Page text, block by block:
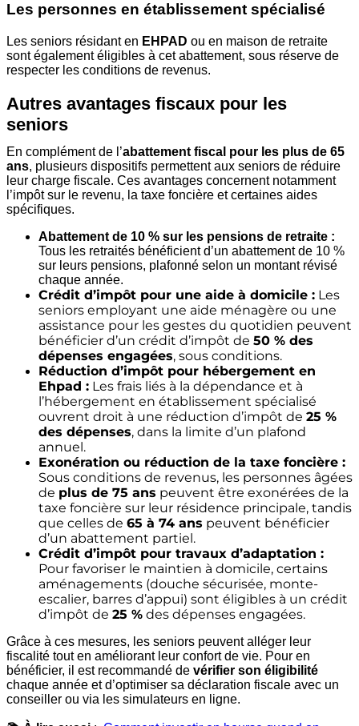
Les personnes en établissement spécialisé
Les seniors résidant en EHPAD ou en maison de retraite
sont également éligibles à cet abattement, sous réserve de
respecter les conditions de revenus.
Autres avantages fiscaux pour les
seniors
En complément de l’abattement fiscal pour les plus de 65
ans, plusieurs dispositifs permettent aux seniors de réduire
leur charge fiscale. Ces avantages concernent notamment
l’impôt sur le revenu, la taxe foncière et certaines aides
spécifiques.
Abattement de 10 % sur les pensions de retraite :
Tous les retraités bénéficient d’un abattement de 10 %
sur leurs pensions, plafonné selon un montant révisé
chaque année.
Crédit d’impôt pour une aide à domicile : Les
seniors employant une aide ménagère ou une
assistance pour les gestes du quotidien peuvent
bénéficier d’un crédit d’impôt de 50 % des
dépenses engagées, sous conditions.
Réduction d’impôt pour hébergement en
Ehpad : Les frais liés à la dépendance et à
l’hébergement en établissement spécialisé
ouvrent droit à une réduction d’impôt de 25 %
des dépenses, dans la limite d’un plafond
annuel.
Exonération ou réduction de la taxe foncière :
Sous conditions de revenus, les personnes âgées
de plus de 75 ans peuvent être exonérées de la
taxe foncière sur leur résidence principale, tandis
que celles de 65 à 74 ans peuvent bénéficier
d’un abattement partiel.
Crédit d’impôt pour travaux d’adaptation :
Pour favoriser le maintien à domicile, certains
aménagements (douche sécurisée, monte-
escalier, barres d’appui) sont éligibles à un crédit
d’impôt de 25 % des dépenses engagées.
Grâce à ces mesures, les seniors peuvent alléger leur
fiscalité tout en améliorant leur confort de vie. Pour en
bénéficier, il est recommandé de vérifier son éligibilité
chaque année et d’optimiser sa déclaration fiscale avec un
conseiller ou via les simulateurs en ligne.